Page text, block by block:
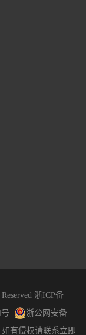
浙ICP备
浙公网安备
有侵权请联系立即